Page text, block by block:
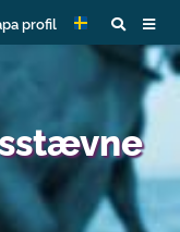
profil